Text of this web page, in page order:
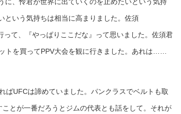
という気持ちは相当に高まりました。佐須
って、『やっぱりここだな』って思いました。佐須君
トを買ってPPV大会を観に行きました。あれは……
ばUFCは諦めていました。パンクラスでベルトも取
とが一番だろうとジムの代表とも話をして。それが